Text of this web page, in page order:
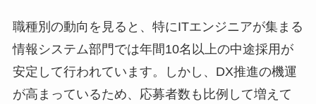
職種別の動向を見ると、特にITエンジニアが集まる
情報システム部門では年間10名以上の中途採用が
安定して行われています。しかし、DX推進の機運
が高まっているため、応募者数も比例して増えて